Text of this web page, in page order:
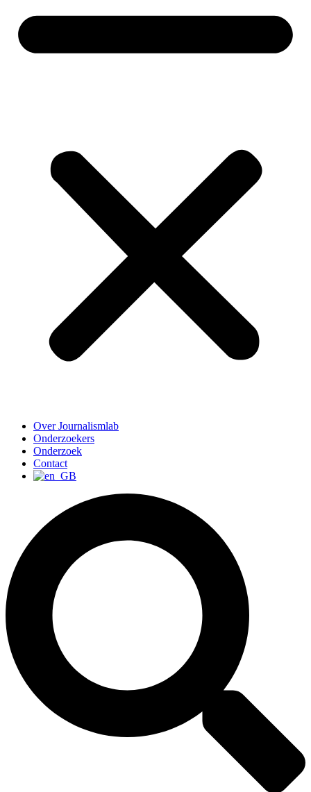
Over Journalismlab
Onderzoekers
Onderzoek
Contact